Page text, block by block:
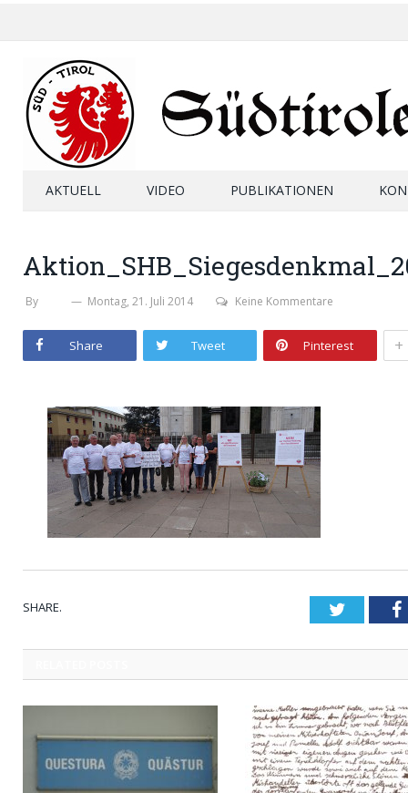
AKTUELL VIDEO PUBLIKATIONEN
By Montag, 21. Juli 2014 Keine Kommentare
Share Tweet Pinterest +
SHARE. Twitter